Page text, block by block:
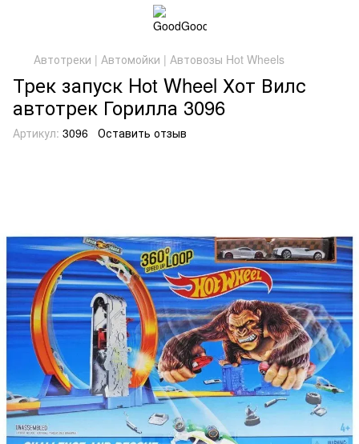
Автотреки | Автомойки | Автовозы Hot Wheels
Трек запуск Hot Wheel Хот Вилс
автотрек Горилла 3096
Артикул: 3096 Оставить отзыв